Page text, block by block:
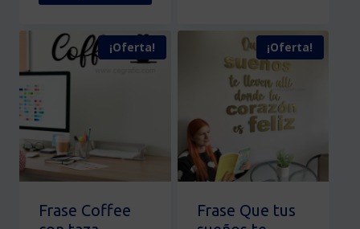
producto
tiene
múltiples
variantes.
Las
opciones
se
pueden
elegir
en
variantes.
opciones
pueden
elegir
en
la
página
de
¡Oferta!
Frase Coffee
¡Oferta!
Frase Que tus